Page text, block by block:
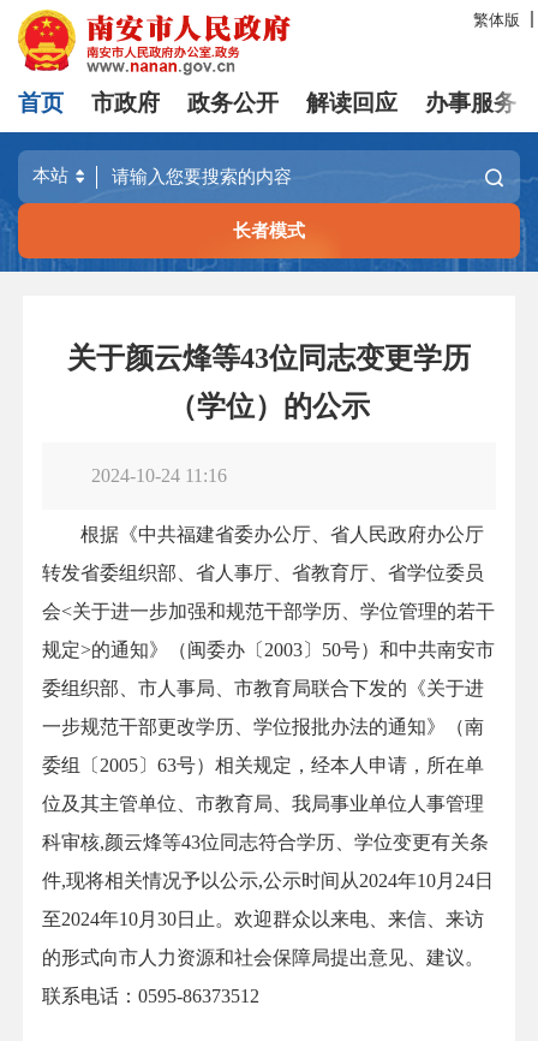
繁体版
首页 市政府 政务公开 解读回应 办事服务
长者模式
关于颜云烽等43位同志变更学历
（学位）的公示
2024-10-24 11:16
根据《中共福建省委办公厅、省人民政府办公厅
转发省委组织部、省人事厅、省教育厅、省学位委员
会<关于进一步加强和规范干部学历、学位管理的若干
规定>的通知》（闽委办〔2003〕50号）和中共南安市
委组织部、市人事局、市教育局联合下发的《关于进
一步规范干部更改学历、学位报批办法的通知》（南
委组〔2005〕63号）相关规定，经本人申请，所在单
位及其主管单位、市教育局、我局事业单位人事管理
科审核,颜云烽等43位同志符合学历、学位变更有关条
件,现将相关情况予以公示,公示时间从2024年10月24日
至2024年10月30日止。欢迎群众以来电、来信、来访
的形式向市人力资源和社会保障局提出意见、建议。
联系电话：0595-86373512